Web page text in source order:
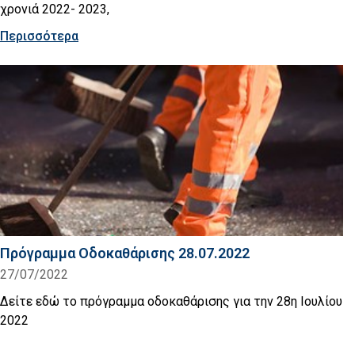
χρονιά 2022- 2023,
Περισσότερα
Πρόγραμμα Οδοκαθάρισης 28.07.2022
27/07/2022
Δείτε εδώ το πρόγραμμα οδοκαθάρισης για την 28η Ιουλίου
2022